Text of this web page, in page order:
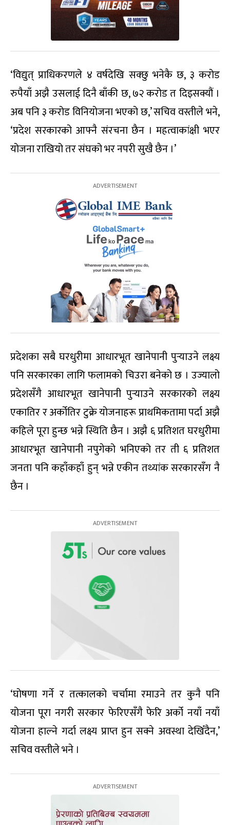
‘विद्युत् प्राधिकरणले ४ वर्षदेखि सक्छु भनेकै छ, ३ करोड
रुपैयाँ अझै उसलाई दिनै बाँकी छ, ७२ करोड त दिइसक्यौं ।
अब पनि ३ करोड विनियोजना भएको छ,’ सचिव वस्तीले भने,
‘प्रदेश सरकारको आफ्नै संरचना छैन । महत्वाकांक्षी भएर
योजना राखियो तर संघको भर नपरी सुखै छैन ।’
प्रदेशका सबै घरधुरीमा आधारभूत खानेपानी पुर्‍याउने लक्ष्य
पनि सरकारका लागि फलामको चिउरा बनेको छ । उज्यालो
प्रदेशसँगै आधारभूत खानेपानी पुर्‍याउने सरकारको लक्ष्य
एकातिर र अर्कोतिर टुक्रे योजनाहरू प्राथमिकतामा पर्दा अझै
कहिले पूरा हुन्छ भन्ने स्थिति छैन । अझै ६ प्रतिशत घरधुरीमा
आधारभूत खानेपानी नपुगेको भनिएको तर ती ६ प्रतिशत
जनता पनि कहाँकहाँ हुन् भन्ने एकीन तथ्यांक सरकारसँग नै
छैन ।
‘घोषणा गर्ने र तत्कालको चर्चामा रमाउने तर कुनै पनि
योजना पूरा नगरी सरकार फेरिएसँगै फेरि अर्को नयाँ नयाँ
योजना हाल्ने गर्दा लक्ष्य प्राप्त हुन सक्ने अवस्था देखिँदैन,’
सचिव वस्तीले भने ।